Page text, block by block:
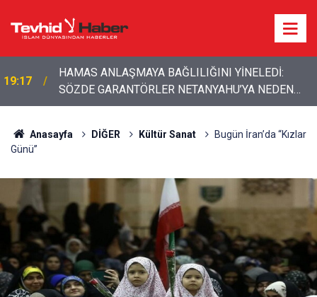
16:49
SÖZDE GARANTÖRLER NE İŞE YARIYOR?
NETANYAHU ATEŞKESİ TANIMIYOR, GAZZE’DE
İHLALLER SÜRÜYOR
Anasayfa DİĞER Kültür Sanat
Bugün İran’da “Kızlar
Günü”